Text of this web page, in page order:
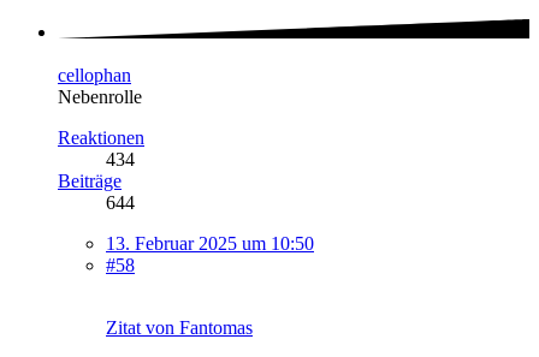
cellophan
Nebenrolle
Reaktionen
434
Beiträge
644
13. Februar 2025 um 10:50
#58
Zitat von Fantomas